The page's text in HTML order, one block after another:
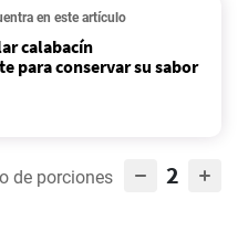
en este artículo
calabacín
para conservar su sabor
de porciones 2